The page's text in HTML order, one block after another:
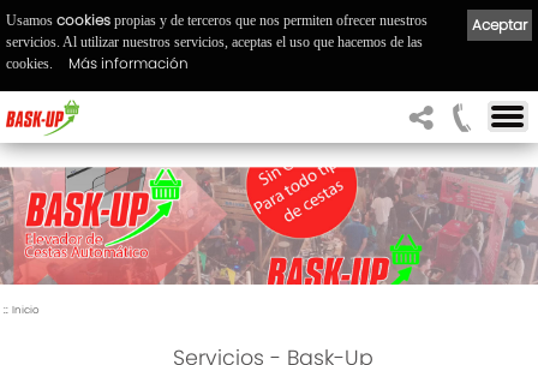
:: Inicio
Servicios - Bask-Up
Aceptar
Usamos cookies propias y de terceros que nos permiten ofrecer nuestros
servicios. Al utilizar nuestros servicios, aceptas el uso que hacemos de las
cookies.
Más información